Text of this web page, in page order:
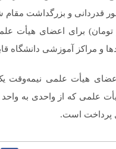
قدردانی و بزرگداشت مقام
به مبلغ 12 میلیون ریال (یک میلیون و 200 هزار
و مراکز آموزشی دانشگاه
که از واحدی به واحد
پرداخت است.